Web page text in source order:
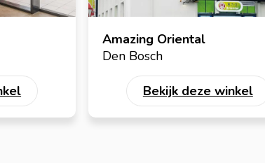
Amazing Oriental
Den Bosch
Bekijk deze winkel